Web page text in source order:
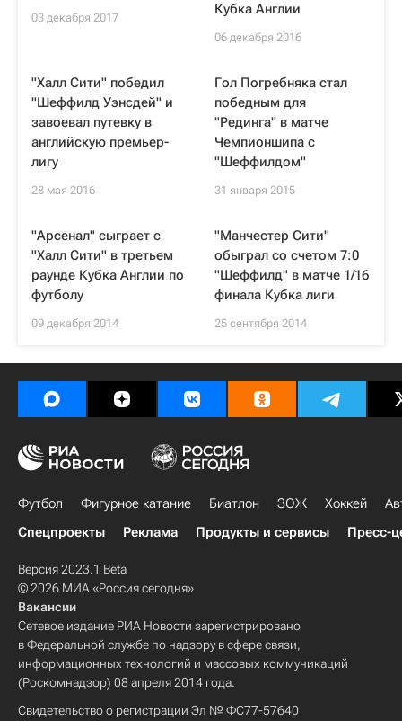
03 декабря 2017
Кубка Англии
06 декабря 2016
"Халл Сити" победил
"Шеффилд Уэнсдей" и
завоевал путевку в
английскую премьер-
лигу
28 мая 2016
Гол Погребняка стал
победным для
"Рединга" в матче
Чемпионшипа с
"Шеффилдом"
31 января 2015
"Арсенал" сыграет с
"Халл Сити" в третьем
раунде Кубка Англии по
футболу
09 декабря 2014
"Манчестер Сити"
обыграл со счетом 7:0
"Шеффилд" в матче 1/16
финала Кубка лиги
25 сентября 2014
Футбол Фигурное катание Биатлон ЗОЖ Хоккей
Спецпроекты
Реклама Продукты и сервисы Пресс-
Версия 2023.1 Beta
© 2026 МИА «Россия сегодня»
Вакансии
Сетевое издание РИА Новости зарегистрировано
в Федеральной службе по надзору в сфере связи,
информационных технологий и массовых коммуникаций
(Роскомнадзор) 08 апреля 2014 года.
Свидетельство о регистрации Эл № ФС77-57640